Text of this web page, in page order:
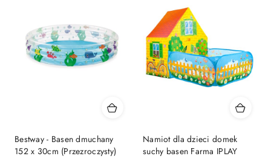
Bestway - Basen dmuchany
152 x 30cm (Przezroczysty)
Namiot dla dzieci domek
suchy basen Farma IPLAY